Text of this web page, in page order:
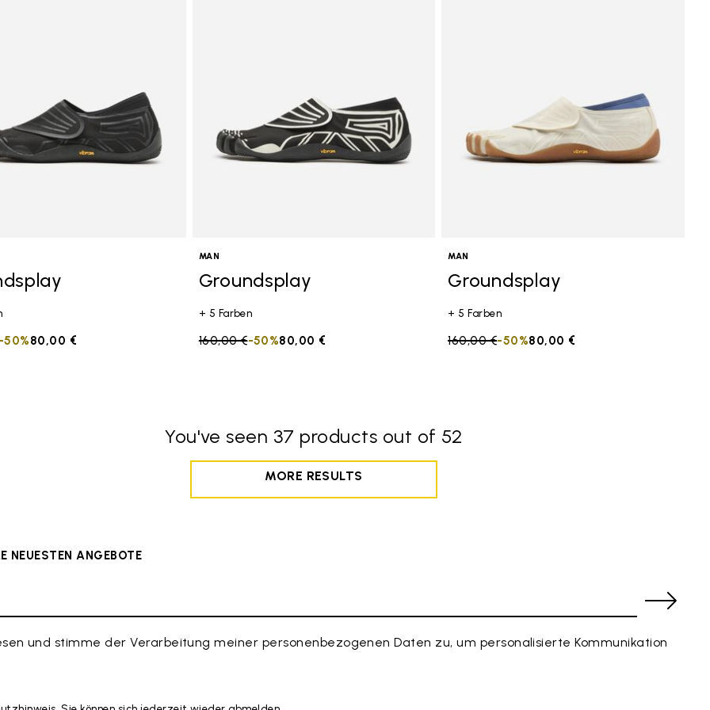
from
80,00 €
50%
MAN
Groundsplay
+ 5 Farben
Price reduced from
160,00 €to 80,00 €
-50%
MAN
Groundsplay
+ 5 Farben
Price reduced from
160,00 €to 80,00 €
-50%
You've seen 37 products out of 52
MORE RESULTS
NEUESTEN ANGEBOTE
und stimme der Verarbeitung meiner personenbezogenen Daten zu, um personalisierte Kommunikation